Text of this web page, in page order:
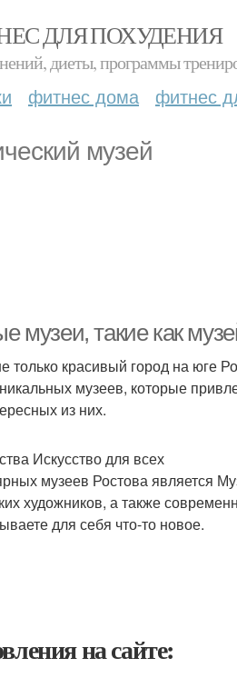
ДЛЯ ПОХУДЕНИЯ
диеты, программы
фитнес дома фитнес
музей
музеи, такие как
только красивый город на юге
музеев, которые
из них.
Искусство для всех
музеев Ростова является
художников, а также
для себя что-то новое.
на сайте: